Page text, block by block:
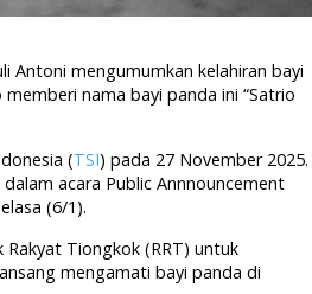
Antoni mengumumkan kelahiran bayi
nama bayi panda ini “Satrio
(TSI) pada 27 November 2025.
acara Public Annnouncement
(6/1).
Rakyat Tiongkok (RRT) untuk
mengamati bayi panda di